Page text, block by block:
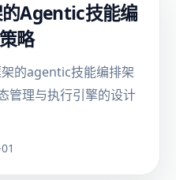
Agentic技能编
略
的agentic技能编排架
管理与执行引擎的设计